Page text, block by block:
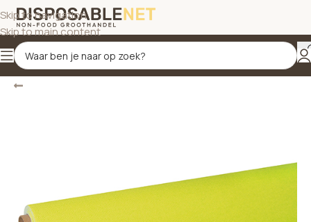
Skip to navigation
Skip to main content
Terug Home/Tafelbekleding/Tafelkleden